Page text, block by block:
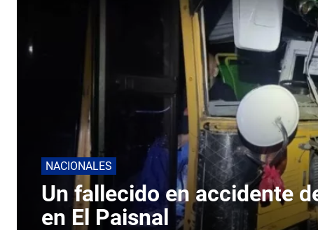
NACIONALES
Un fallecido en accidente
en El Paisnal